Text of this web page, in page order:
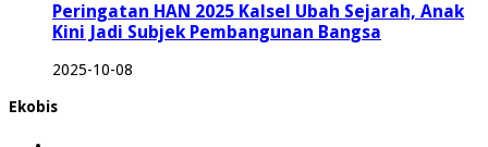
Peringatan HAN 2025 Kalsel Ubah Sejarah, Anak
Kini Jadi Subjek Pembangunan Bangsa
2025-10-08
Ekobis